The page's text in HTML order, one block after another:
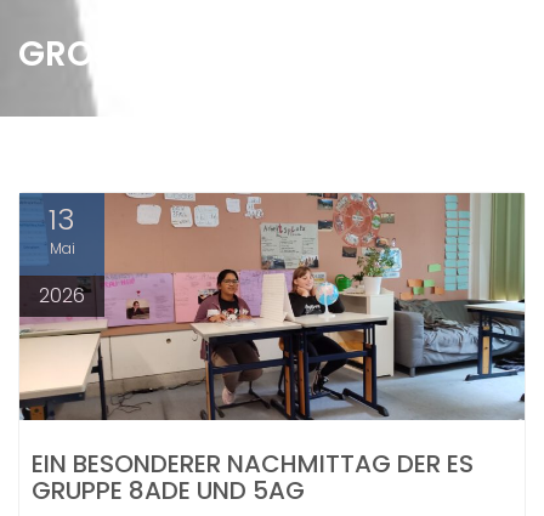
GROSS TRIFFT KLEIN
13
Mai
2026
EIN BESONDERER NACHMITTAG DER ES
GRUPPE 8ADE UND 5AG